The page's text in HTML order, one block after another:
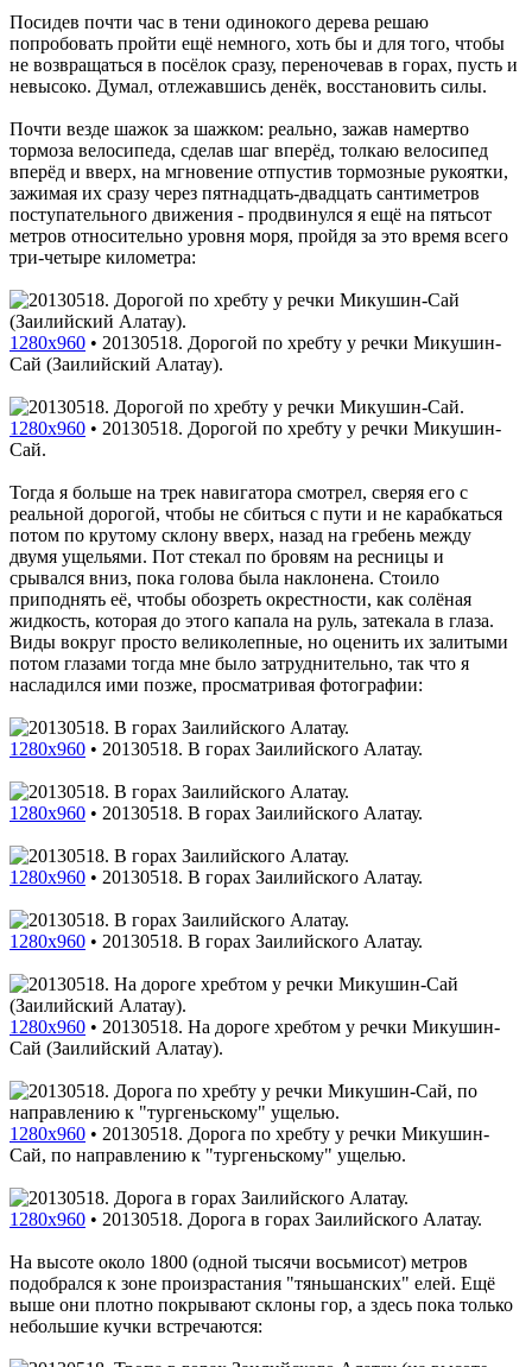
Посидев почти час в тени одинокого дерева решаю
попробовать пройти ещё немного, хоть бы и для того, чтобы
не возвращаться в посёлок сразу, переночевав в горах, пусть и
невысоко. Думал, отлежавшись денёк, восстановить силы.
Почти везде шажок за шажком: реально, зажав намертво
тормоза велосипеда, сделав шаг вперёд, толкаю велосипед
вперёд и вверх, на мгновение отпустив тормозные рукоятки,
зажимая их сразу через пятнадцать-двадцать сантиметров
поступательного движения - продвинулся я ещё на пятьсот
метров относительно уровня моря, пройдя за это время всего
три-четыре километра:
1280x960 • 20130518. Дорогой по хребту у речки Микушин-
Сай (Заилийский Алатау).
1280x960 • 20130518. Дорогой по хребту у речки Микушин-
Сай.
Тогда я больше на трек навигатора смотрел, сверяя его с
реальной дорогой, чтобы не сбиться с пути и не карабкаться
потом по крутому склону вверх, назад на гребень между
двумя ущельями. Пот стекал по бровям на ресницы и
срывался вниз, пока голова была наклонена. Стоило
приподнять её, чтобы обозреть окрестности, как солёная
жидкость, которая до этого капала на руль, затекала в глаза.
Виды вокруг просто великолепные, но оценить их залитыми
потом глазами тогда мне было затруднительно, так что я
насладился ими позже, просматривая фотографии:
1280x960 • 20130518. В горах Заилийского Алатау.
1280x960 • 20130518. В горах Заилийского Алатау.
1280x960 • 20130518. В горах Заилийского Алатау.
1280x960 • 20130518. В горах Заилийского Алатау.
1280x960 • 20130518. На дороге хребтом у речки Микушин-
Сай (Заилийский Алатау).
1280x960 • 20130518. Дорога по хребту у речки Микушин-
Сай, по направлению к "тургеньскому" ущелью.
1280x960 • 20130518. Дорога в горах Заилийского Алатау.
На высоте около 1800 (одной тысячи восьмисот) метров
подобрался к зоне произрастания "тяньшанских" елей. Ещё
выше они плотно покрывают склоны гор, а здесь пока только
небольшие кучки встречаются: